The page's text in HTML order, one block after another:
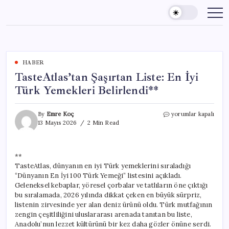
content
HABER
TasteAtlas’tan Şaşırtan Liste: En İyi
Türk Yemekleri Belirlendi**
By Emre Koç
13 Mayıs 2026
2 Min Read
TasteAtlas’tan
Yemekleri
Belirlendi**
için
yorumlar kapalı
**
TasteAtlas, dünyanın en iyi Türk yemeklerini sıraladığı
“Dünyanın En İyi 100 Türk Yemeği” listesini açıkladı.
Geleneksel kebaplar, yöresel çorbalar ve tatlıların öne çıktığı
bu sıralamada, 2026 yılında dikkat çeken en büyük sürpriz,
listenin zirvesinde yer alan deniz ürünü oldu. Türk mutfağının
zengin çeşitliliğini uluslararası arenada tanıtan bu liste,
Anadolu’nun lezzet kültürünü bir kez daha gözler önüne serdi.